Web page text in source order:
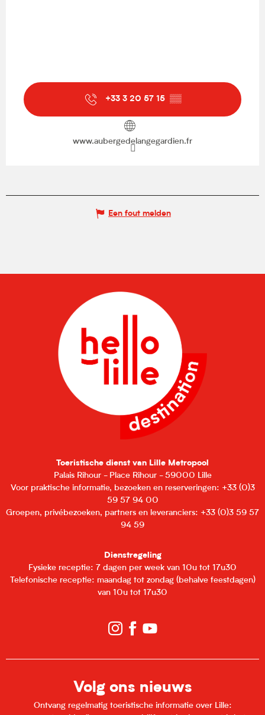
+33 3 20 57 15 ▒▒
www.aubergedelangegardien.fr
Een fout melden
Toeristische dienst van Lille Metropool
Palais Rihour - Place Rihour - 59000 Lille
Voor praktische informatie, bezoeken en reserveringen: +33 (0)3
59 57 94 00
Groepen, privébezoeken, partners en leveranciers: +33 (0)3 59 57
94 59
Dienstregeling
Fysieke receptie: 7 dagen per week van 10u tot 17u30
Telefonische receptie: maandag tot zondag (behalve feestdagen)
van 10u tot 17u30
Volg ons nieuws
Ontvang regelmatig toeristische informatie over Lille: